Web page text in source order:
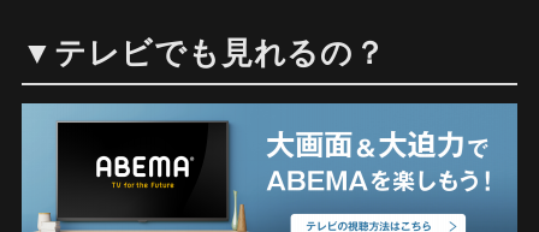
▼テレビでも見れるの？